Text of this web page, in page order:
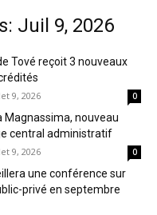
Juil 9, 2026
Tové reçoit 3 nouveaux
9, 2026 0
Magnassima, nouveau
central administratif
9, 2026 0
une conférence sur
privé en septembre